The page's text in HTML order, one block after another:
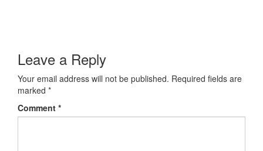
Leave a Reply
Your email address will not be published. Required fields are
marked *
Comment *